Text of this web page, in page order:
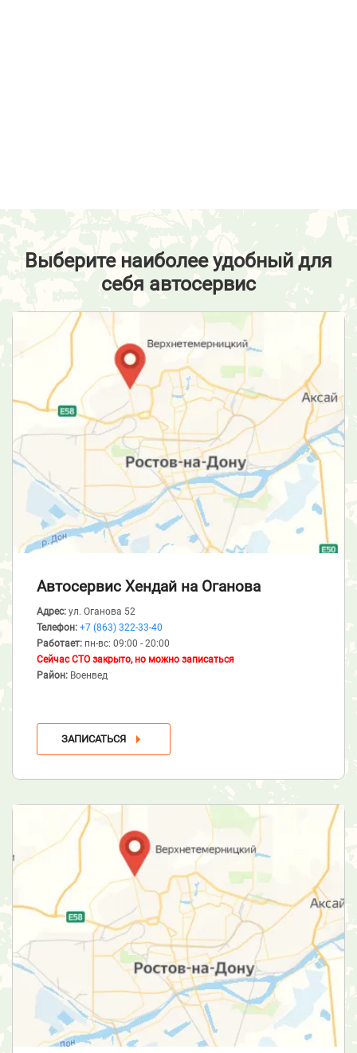
Выберите наиболее удобный для
себя автосервис
Автосервис Хендай на Оганова
Адрес: ул. Оганова 52
Телефон: +7 (863) 322-33-40
Работает: пн-вс: 09:00 - 20:00
Сейчас СТО закрыто, но можно записаться
Район: Военвед
ЗАПИСАТЬСЯ